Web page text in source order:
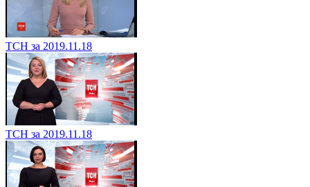
ТСН за 2019.11.19
ТСН за 2019.11.18